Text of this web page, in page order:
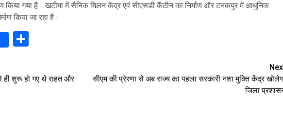
गया है। खटीमा में सैनिक मिलन केंद्र एवं सीएसडी कैंटीन का निर्माण और टनकपुर में आधुनिक
किया जा रहा है।
शुरू हो गए थे राहत और
सीएम की प्रेरणा से अब राज्य का पहला सरकारी नशा मुक्ति केंद्र
जिला